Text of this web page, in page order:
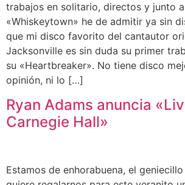
trabajos en solitario, directos y junto
«Whiskeytown» he de admitir ya sin
que mi disco favorito del cantautor
Jacksonville es sin duda su primer
su «Heartbreaker». No tiene disco
opinión, ni lo […]
Ryan Adams anuncia
Carnegie Hall»
Estamos de enhorabuena, el